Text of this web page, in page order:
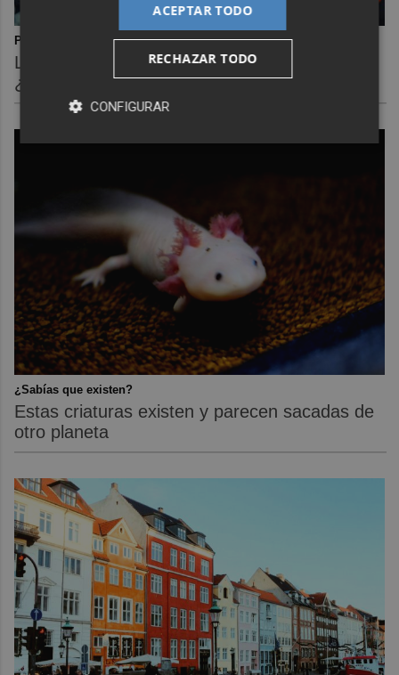
Pasaportes que abren puertas
Los pasaportes más poderosos del mundo,
¿está el tuyo?
¿Sabías que existen?
Estas criaturas existen y parecen sacadas de
otro planeta
ACEPTAR TODO
RECHAZAR TODO
CONFIGURAR